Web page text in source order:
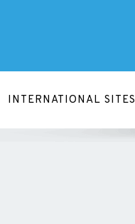
INTERNATIONAL SITES